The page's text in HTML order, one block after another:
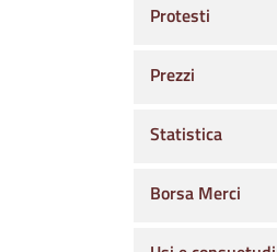
Protesti
Prezzi
Statistica
Borsa Merci